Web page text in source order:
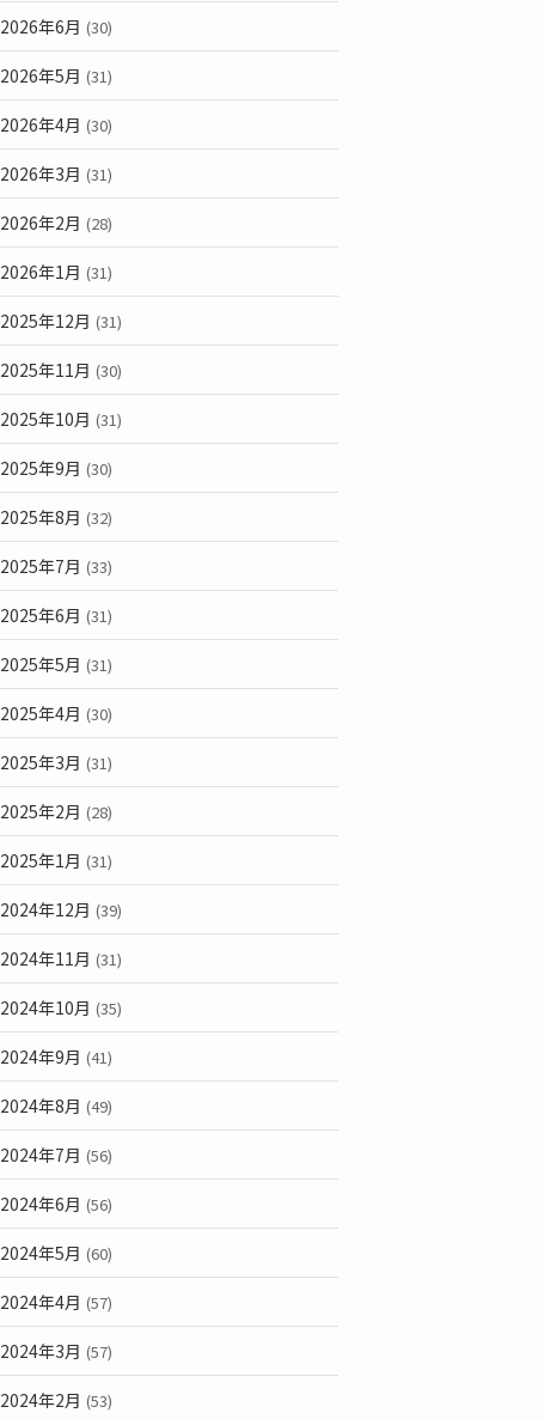
2026年6月 (30)
2026年5月 (31)
2026年4月 (30)
2026年3月 (31)
2026年2月 (28)
2026年1月 (31)
2025年12月 (31)
2025年11月 (30)
2025年10月 (31)
2025年9月 (30)
2025年8月 (32)
2025年7月 (33)
2025年6月 (31)
2025年5月 (31)
2025年4月 (30)
2025年3月 (31)
2025年2月 (28)
2025年1月 (31)
2024年12月 (39)
2024年11月 (31)
2024年10月 (35)
2024年9月 (41)
2024年8月 (49)
2024年7月 (56)
2024年6月 (56)
2024年5月 (60)
2024年4月 (57)
2024年3月 (57)
2024年2月 (53)